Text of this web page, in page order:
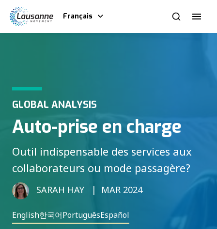
Français
GLOBAL ANALYSIS
Auto-prise en charge
Outil indispensable des services aux
collaborateurs ou mode passagère?
SARAH HAY MAR 2024
English한국어PortuguêsEspañol